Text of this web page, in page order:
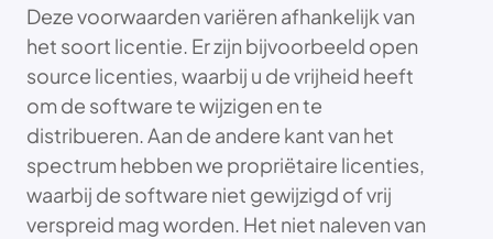
Deze voorwaarden variëren afhankelijk van
het soort licentie. Er zijn bijvoorbeeld open
source licenties, waarbij u de vrijheid heeft
om de software te wijzigen en te
distribueren. Aan de andere kant van het
spectrum hebben we propriëtaire licenties,
waarbij de software niet gewijzigd of vrij
verspreid mag worden. Het niet naleven van